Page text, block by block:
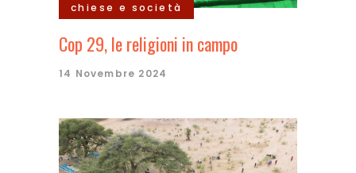
chiese e società
Cop 29, le religioni in campo
14 Novembre 2024